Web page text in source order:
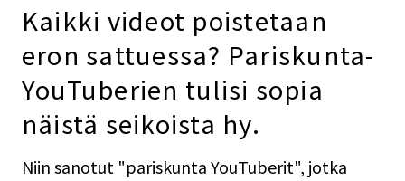
Kaikki videot poistetaan
eron sattuessa? Pariskunta-
YouTuberien tulisi sopia
näistä seikoista hy.
Niin sanotut "pariskunta YouTuberit", jotka